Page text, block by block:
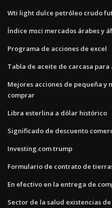
Wti light dulce petróleo crudo
Índice msci mercados árabes y
Programa de acciones de excel
Tabla de aceite de carcasa para
Mejores acciones de pequeña
comprar
Libra esterlina a dólar histórico
Significado de descuento
Investing.com trump
Formulario de contrato de
En efectivo en la entrega de
Sector de la salud existencias